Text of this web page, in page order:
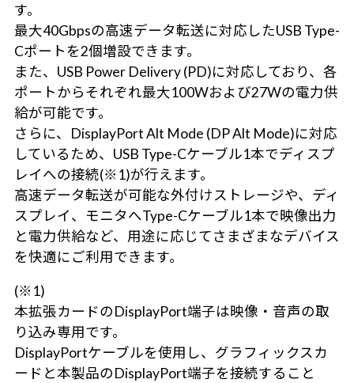
す。
最大40Gbpsの高速データ転送に対応したUSB Type-
Cポートを2個増設できます。
また、USB Power Delivery (PD)に対応しており、各
ポートからそれぞれ最大100Wおよび27Wの電力供
給が可能です。
さらに、DisplayPort Alt Mode (DP Alt Mode)に対応
しているため、USB Type-Cケーブル1本でディスプ
レイへの接続(※1)が行えます。
高速データ転送が可能な外付けストレージや、ディ
スプレイ、モニタへType-Cケーブル1本で映像出力
と電力供給など、用途に応じてさまざまなデバイス
を快適にご利用できます。
(※1)
本拡張カードのDisplayPort端子は映像・音声の取
り込み専用です。
DisplayPortケーブルを使用し、グラフィックスカ
ードと本製品のDisplayPort端子を接続すること